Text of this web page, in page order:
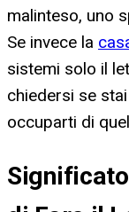
malinteso, uno
Se invece la
sistemi solo il
chiedersi se
occuparti di